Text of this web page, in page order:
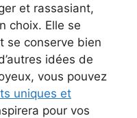
et rassasiant,
choix. Elle se
se conserve bien
idées de
vous pouvez
uniques et
pour vos